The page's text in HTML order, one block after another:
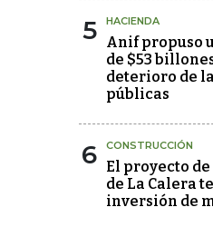
5 HACIENDA
Anif propuso
de $53
deterioro de
públicas
6 CONSTRUCCIÓN
El proyecto
de La Calera
inversión de